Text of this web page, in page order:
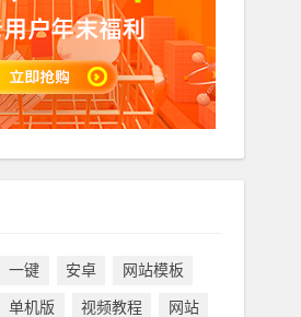
一键 安卓 网站模板
单机版 视频教程 网站